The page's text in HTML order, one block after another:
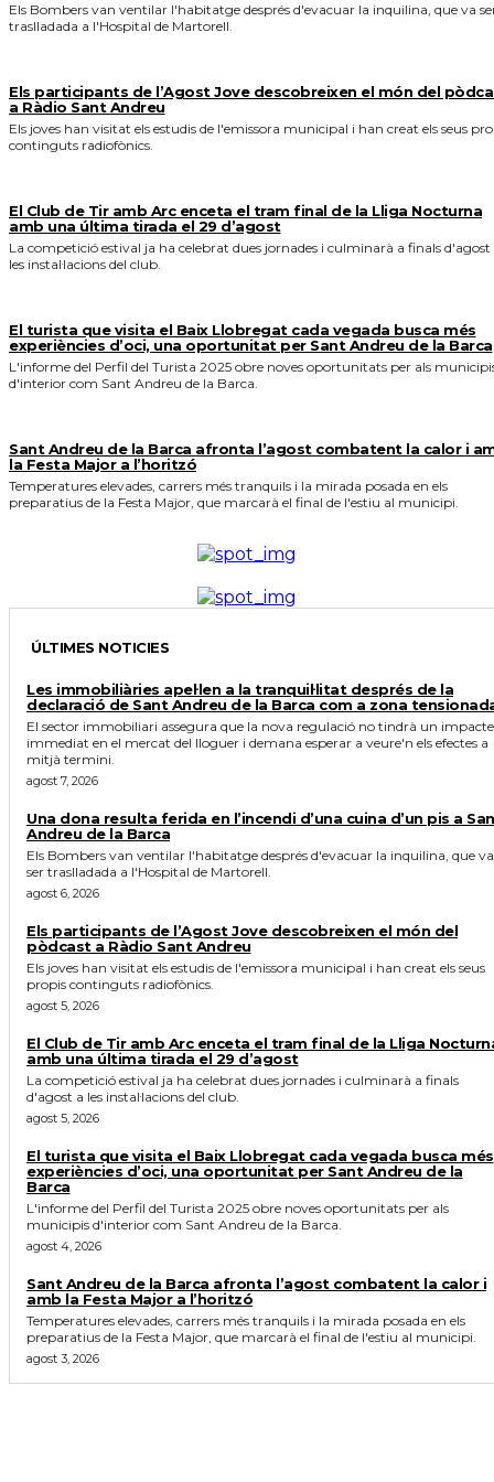
Els Bombers van ventilar l'habitatge després d'evacuar la inquilina, que va
traslladada a l'Hospital de Martorell.
Els participants de l’Agost Jove descobreixen el món del
a Ràdio Sant Andreu
Els joves han visitat els estudis de l'emissora municipal i han creat els seus
continguts radiofònics.
El Club de Tir amb Arc enceta el tram final de la Lliga Nocturna
amb una última tirada el 29 d’agost
La competició estival ja ha celebrat dues jornades i culminarà a finals d'agost
les instal·lacions del club.
El turista que visita el Baix Llobregat cada vegada busca més
experiències d’oci, una oportunitat per Sant Andreu de la Barca
L'informe del Perfil del Turista 2025 obre noves oportunitats per als
d'interior com Sant Andreu de la Barca.
Sant Andreu de la Barca afronta l’agost combatent la calor i
la Festa Major a l’horitzó
Temperatures elevades, carrers més tranquils i la mirada posada en els
preparatius de la Festa Major, que marcarà el final de l'estiu al municipi.
ÚLTIMES NOTICIES
Les immobiliàries apel·len a la tranquil·litat després de la
declaració de Sant Andreu de la Barca com a zona
El sector immobiliari assegura que la nova regulació no tindrà un impacte
immediat en el mercat del lloguer i demana esperar a veure'n els efectes a
mitjà termini.
agost 7, 2026
Una dona resulta ferida en l’incendi d’una cuina d’un pis a
Andreu de la Barca
Els Bombers van ventilar l'habitatge després d'evacuar la inquilina, que va
ser traslladada a l'Hospital de Martorell.
agost 6, 2026
Els participants de l’Agost Jove descobreixen el món del
pòdcast a Ràdio Sant Andreu
Els joves han visitat els estudis de l'emissora municipal i han creat els seus
propis continguts radiofònics.
agost 5, 2026
El Club de Tir amb Arc enceta el tram final de la Lliga
amb una última tirada el 29 d’agost
La competició estival ja ha celebrat dues jornades i culminarà a finals
d'agost a les instal·lacions del club.
agost 5, 2026
El turista que visita el Baix Llobregat cada vegada busca més
experiències d’oci, una oportunitat per Sant Andreu de la
Barca
L'informe del Perfil del Turista 2025 obre noves oportunitats per als
municipis d'interior com Sant Andreu de la Barca.
agost 4, 2026
Sant Andreu de la Barca afronta l’agost combatent la calor i
amb la Festa Major a l’horitzó
Temperatures elevades, carrers més tranquils i la mirada posada en els
preparatius de la Festa Major, que marcarà el final de l'estiu al municipi.
agost 3, 2026